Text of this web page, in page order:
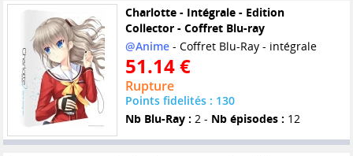
Charlotte - Intégrale - Edition
Collector - Coffret Blu-ray
@Anime- Coffret Blu-Ray - intégrale
51.14 €
Rupture
Points fidelités : 130
Nb Blu-Ray : 2 - Nb épisodes : 12